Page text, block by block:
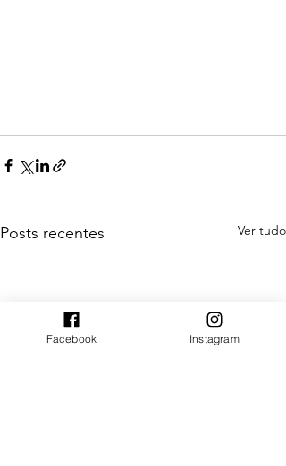
Posts recentes Ver tudo
Facebook Instagram